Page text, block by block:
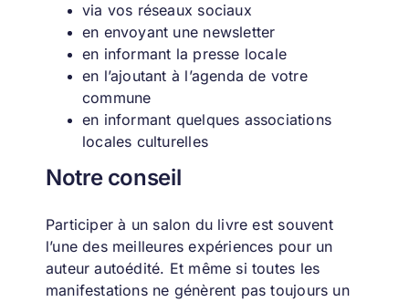
via vos réseaux sociaux
en envoyant une newsletter
en informant la presse locale
en l’ajoutant à l’agenda de votre
commune
en informant quelques associations
locales culturelles
Notre conseil
Participer à un salon du livre est souvent
l’une des meilleures expériences pour un
auteur autoédité. Et même si toutes les
manifestations ne génèrent pas toujours un